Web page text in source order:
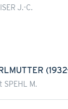
J.-C.
SPEHL M.